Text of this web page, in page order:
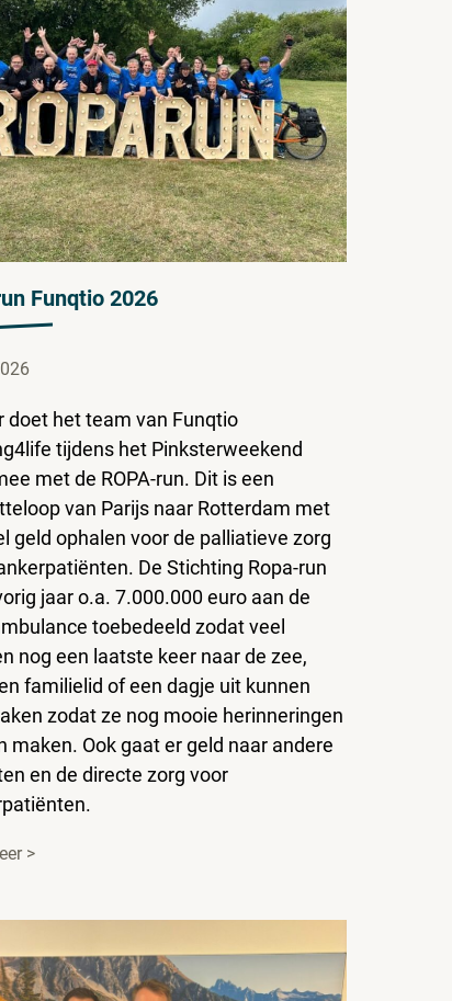
Funqtio 2026
doet het team van Funqtio
tijdens het Pinksterweekend
met de ROPA-run. Dit is een
van Parijs naar Rotterdam met
geld ophalen voor de palliatieve zorg
De Stichting Ropa-run
jaar o.a. 7.000.000 euro aan de
toebedeeld zodat veel
nog een laatste keer naar de zee,
familielid of een dagje uit kunnen
zodat ze nog mooie herinneringen
maken. Ook gaat er geld naar andere
en de directe zorg voor
>